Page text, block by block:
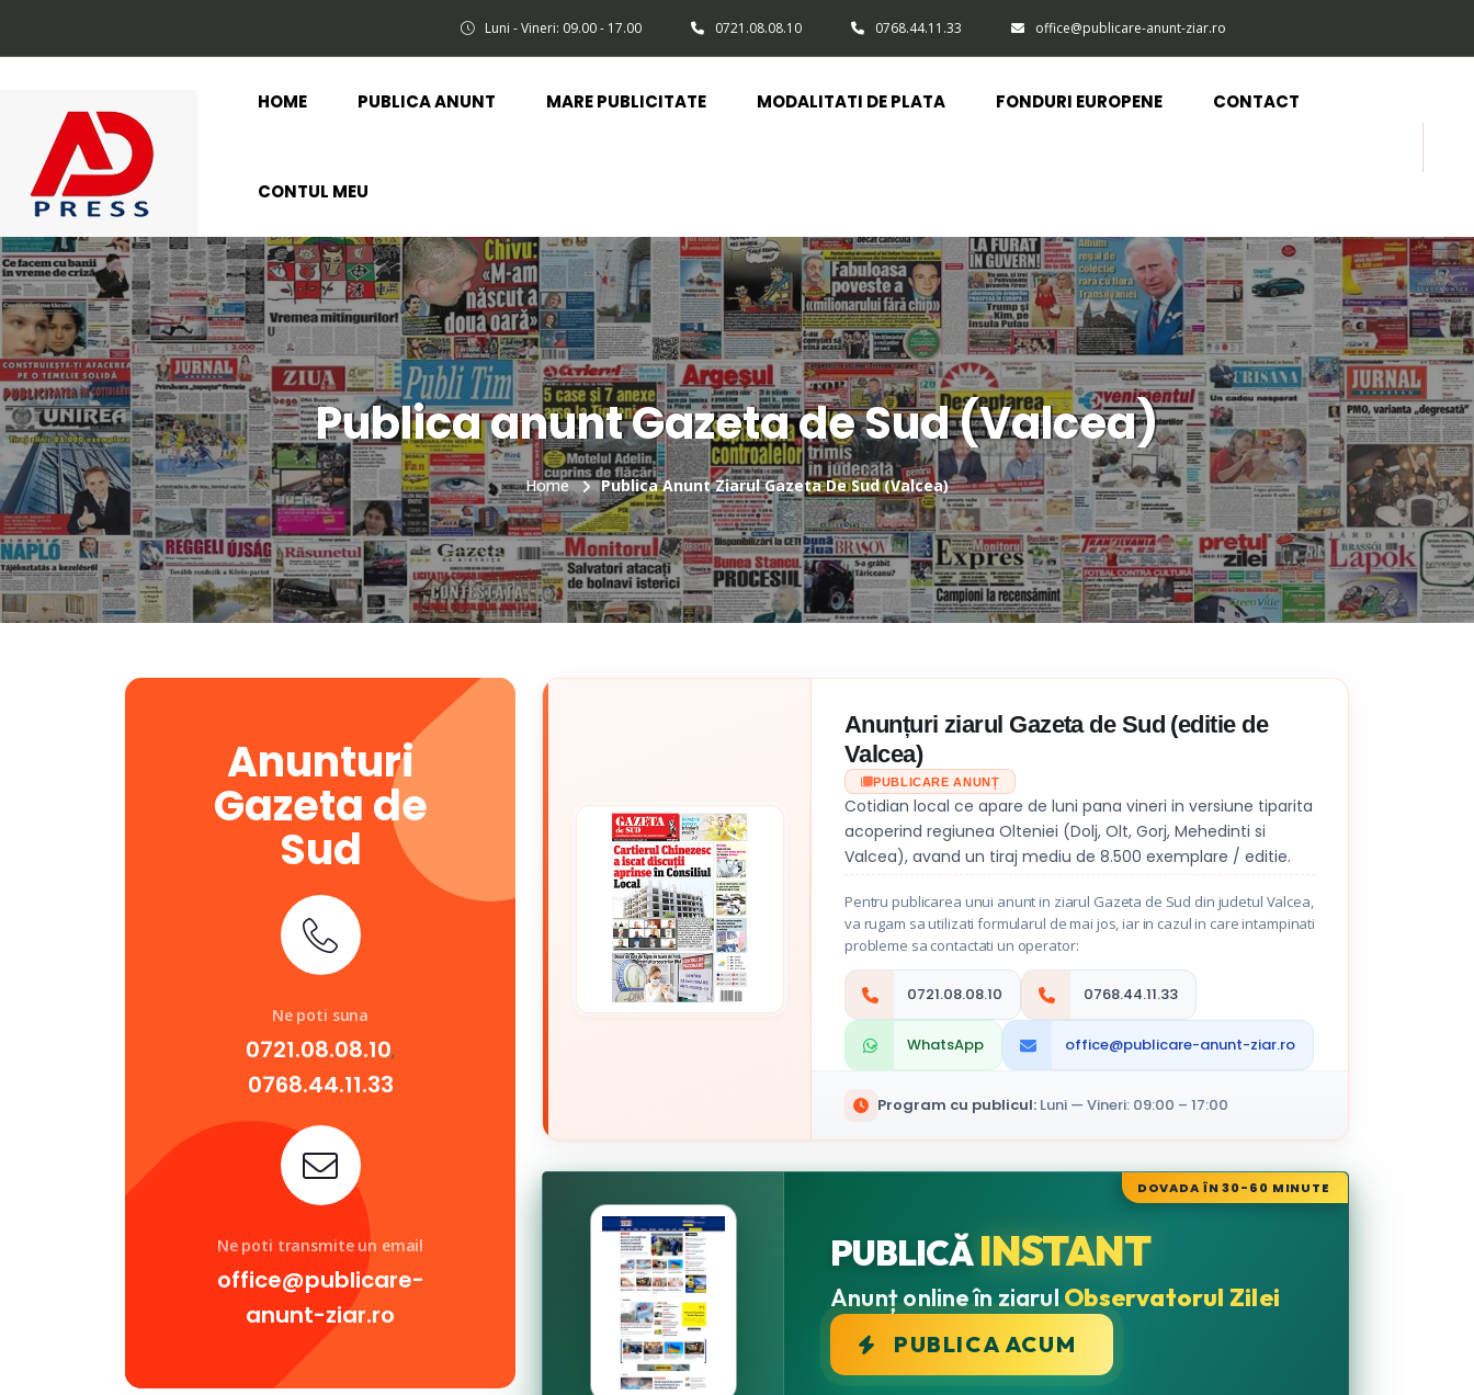
Luni - Vineri: 09.00 - 17.00 0721.08.08.10 0768.44.11.33 office@publicare-anunt-ziar.ro
HOME PUBLICA ANUNT MARE PUBLICITATE MODALITATI DE PLATA FONDURI EUROPENE CONTACT
CONTUL MEU
Publica anunt Gazeta de Sud (Valcea)
Home Publica Anunt Ziarul Gazeta De Sud (Valcea)
Anunturi
Gazeta de
Sud
Ne poti suna
0721.08.08.10,
0768.44.11.33
Ne poti transmite un email
office@publicare-
anunt-ziar.ro
Anunțuri ziarul Gazeta de Sud (editie de
Valcea)
PUBLICARE ANUNȚ
Cotidian local ce apare de luni pana vineri in versiune tiparita
acoperind regiunea Olteniei (Dolj, Olt, Gorj, Mehedinti si
Valcea), avand un tiraj mediu de 8.500 exemplare / editie.
Pentru publicarea unui anunt in ziarul Gazeta de Sud din judetul Valcea,
va rugam sa utilizati formularul de mai jos, iar in cazul in care intampinati
probleme sa contactati un operator:
0721.08.08.10 0768.44.11.33
WhatsApp office@publicare-anunt-ziar.ro
Program cu publicul: Luni — Vineri: 09:00 – 17:00
DOVADA ÎN 30-60 MINUTE
PUBLICĂINSTANT
Anunț online în ziarul Observatorul Zilei
PUBLICA ACUM